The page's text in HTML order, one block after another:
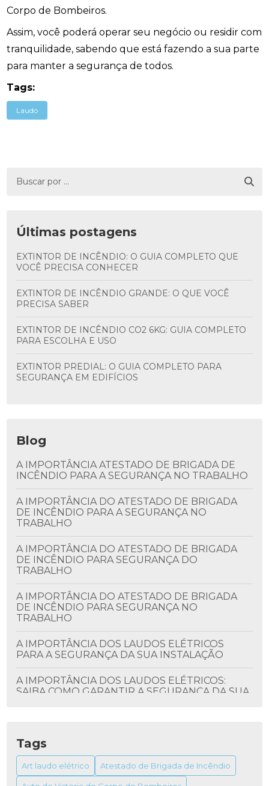
Corpo de Bombeiros.
Assim, você poderá operar seu negócio ou residir com
tranquilidade, sabendo que está fazendo a sua parte
para manter a segurança de todos.
Tags:
Laudo
Últimas postagens
EXTINTOR DE INCÊNDIO: O GUIA COMPLETO QUE
VOCÊ PRECISA CONHECER
EXTINTOR DE INCÊNDIO GRANDE: O QUE VOCÊ
PRECISA SABER
EXTINTOR DE INCÊNDIO CO2 6KG: GUIA COMPLETO
PARA ESCOLHA E USO
EXTINTOR PREDIAL: O GUIA COMPLETO PARA
SEGURANÇA EM EDIFÍCIOS
Blog
A IMPORTÂNCIA ATESTADO DE BRIGADA DE
INCÊNDIO PARA A SEGURANÇA NO TRABALHO
A IMPORTÂNCIA DO ATESTADO DE BRIGADA
DE INCÊNDIO PARA A SEGURANÇA NO
TRABALHO
A IMPORTÂNCIA DO ATESTADO DE BRIGADA
DE INCÊNDIO PARA SEGURANÇA DO
TRABALHO
A IMPORTÂNCIA DO ATESTADO DE BRIGADA
DE INCÊNDIO PARA SEGURANÇA NO
TRABALHO
A IMPORTÂNCIA DOS LAUDOS ELÉTRICOS
PARA A SEGURANÇA DA SUA INSTALAÇÃO
A IMPORTÂNCIA DOS LAUDOS ELÉTRICOS:
SAIBA COMO GARANTIR A SEGURANÇA DA SUA
PRECISA SABER
ALVARÁ DO BOMBEIRO: COMO OBTER E SUA
IMPORTÂNCIA
Tags
Art laudo elétrico Atestado de Brigada de Incêndio